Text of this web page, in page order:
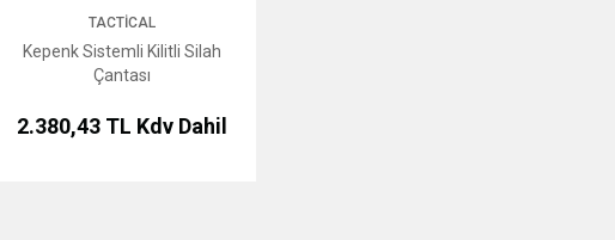
TACTICAL
Kepenk Sistemli Kilitli Silah
Çantası
2.380,43 TL Kdv Dahil